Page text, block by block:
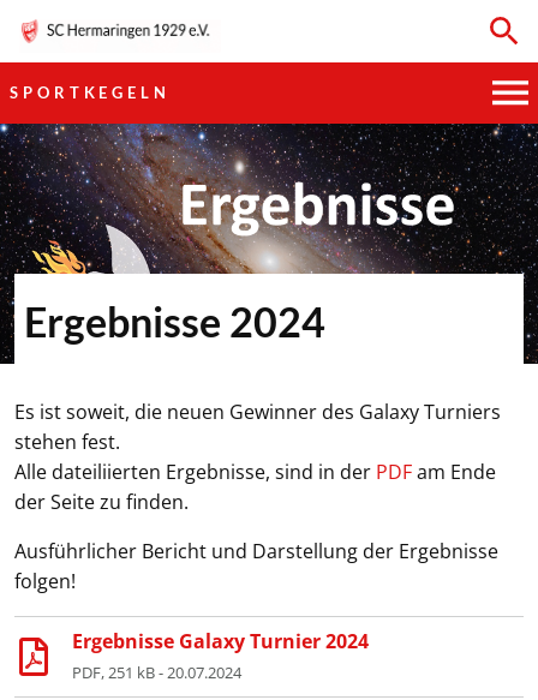
SPORTKEGELN
HAUPTVEREIN
SPORTKEGELN
FUSSBALL
GYMNASTIK
TISCHTENNIS
BOGENSCHIESSEN
Ergebnisse 2024
Es ist soweit, die neuen Gewinner des Galaxy Turniers
stehen fest.
Alle dateiliierten Ergebnisse, sind in der PDFam Ende
der Seite zu finden.
Ausführlicher Bericht und Darstellung der Ergebnisse
folgen!
Ergebnisse Galaxy Turnier 2024
PDF, 251 kB - 20.07.2024